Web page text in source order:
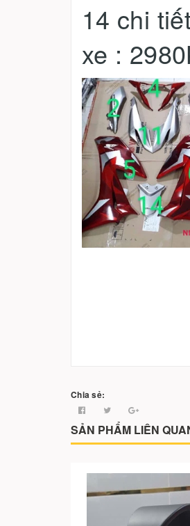
14 chi
xe :
Chia sẻ:
SẢN PHẨM LIÊN